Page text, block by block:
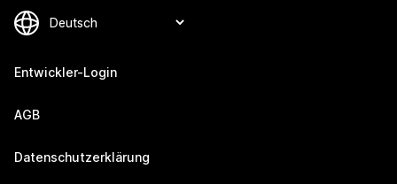
Entwickler-Login
AGB
Datenschutzerklärung